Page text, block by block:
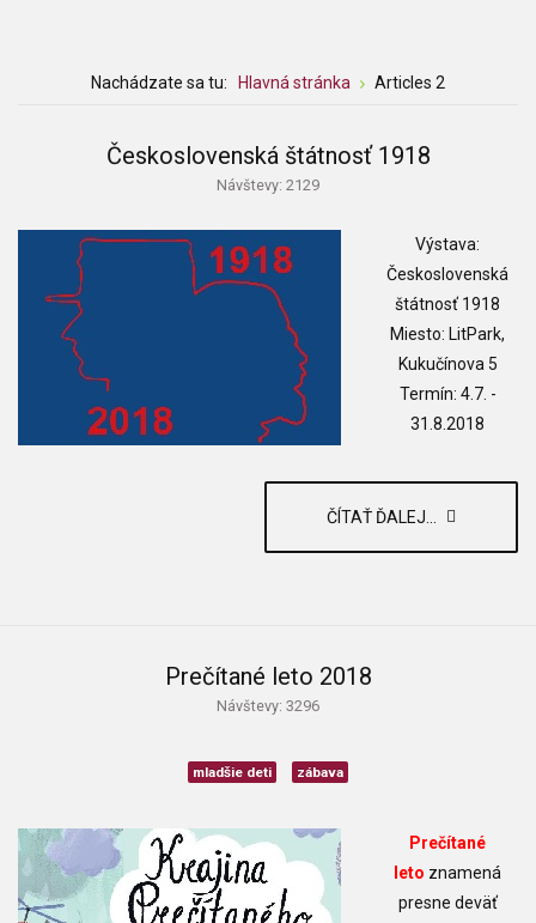
Nachádzate sa tu: Hlavná stránka Articles 2
Československá štátnosť 1918
Návštevy: 2129
Výstava:
Československá
štátnosť 1918
Miesto: LitPark,
Kukučínova 5
Termín: 4.7. -
31.8.2018
ČÍTAŤ ĎALEJ...
Prečítané leto 2018
Návštevy: 3296
mladšie deti zábava
Prečítané
leto znamená
presne deväť